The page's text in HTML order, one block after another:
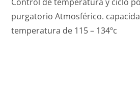
purgatorio Atmosférico.
temperatura de 115 – 134ºc